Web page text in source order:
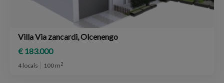
Villa Via zancardi, Olcenengo
€ 183.000
4 locals 100 m2